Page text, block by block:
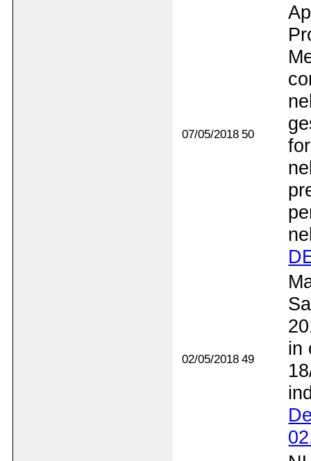
07/05/2018 50
02/05/2018 49
in